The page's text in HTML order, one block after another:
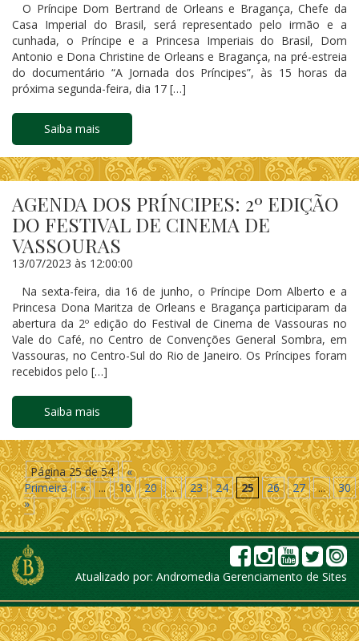
O Príncipe Dom Bertrand de Orleans e Bragança, Chefe da
Casa Imperial do Brasil, será representado pelo irmão e a
cunhada, o Príncipe e a Princesa Imperiais do Brasil, Dom
Antonio e Dona Christine de Orleans e Bragança, na pré-estreia
do documentário “A Jornada dos Príncipes”, às 15 horas da
próxima segunda-feira, dia 17 […]
Saiba mais
AGENDA DOS PRÍNCIPES: 2º EDIÇÃO
DO FESTIVAL DE CINEMA DE
VASSOURAS
13/07/2023 às 12:00:00
Na sexta-feira, dia 16 de junho, o Príncipe Dom Alberto e a
Princesa Dona Maritza de Orleans e Bragança participaram da
abertura da 2º edição do Festival de Cinema de Vassouras no
Vale do Café, no Centro de Convenções General Sombra, em
Vassouras, no Centro-Sul do Rio de Janeiro. Os Príncipes foram
recebidos pelo […]
Saiba mais
Página 25 de 54
«
Primeira
« ... 10 20 ... 23 24 25 26 27 ...
30
»
Atualizado por: Andromedia Gerenciamento de Sites